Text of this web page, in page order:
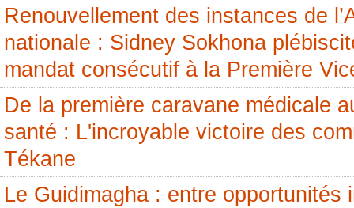
Renouvellement des instances de
nationale : Sidney Sokhona
mandat consécutif à la Première
De la première caravane médicale
santé : L'incroyable victoire des
Tékane
Le Guidimagha : entre opportunités